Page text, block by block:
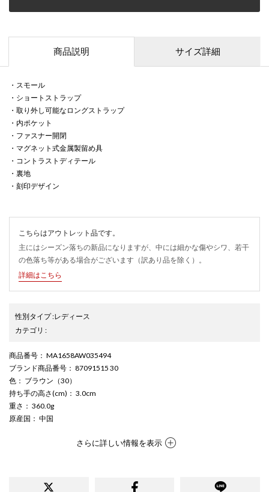
商品説明 サイズ詳細
・スモール
・ショートストラップ
・取り外し可能なロングストラップ
・内ポケット
・ファスナー開閉
・マグネット式金属製留め具
・コントラストディテール
・裏地
・刻印デザイン
こちらはアウトレット品です。
主にはシーズン落ちの新品になりますが、中には細かな傷やシワ、若干
の色落ち等がある場合がございます（訳あり品を除く）。
詳細はこちら
性別タイプ:レディース
カテゴリ :
商品番号 ： MA1658AW035494
ブランド商品番号 ： 87091515 30
色 ： ブラウン（30）
持ち手の高さ(cm) ： 3.0cm
重さ ： 360.0g
原産国 ： 中国
さらに詳しい情報を表示